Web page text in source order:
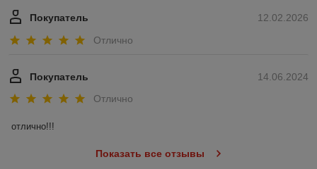
12.02.2026
Покупатель
Отлично
14.06.2024
Покупатель
Отлично
отлично!!!
Показать все отзывы